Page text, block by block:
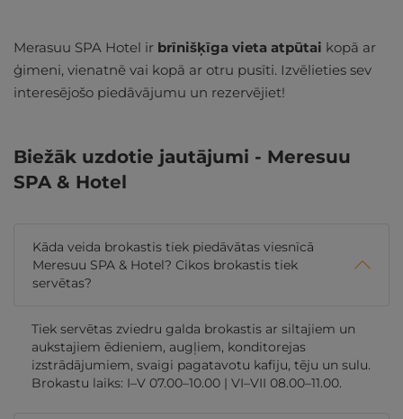
Merasuu SPA Hotel ir brīnišķīga vieta atpūtai kopā ar
ģimeni, vienatnē vai kopā ar otru pusīti. Izvēlieties sev
interesējošo piedāvājumu un rezervējiet!
Biežāk uzdotie jautājumi - Meresuu
SPA & Hotel
Kāda veida brokastis tiek piedāvātas viesnīcā
Meresuu SPA & Hotel? Cikos brokastis tiek
servētas?
Tiek servētas zviedru galda brokastis ar siltajiem un
aukstajiem ēdieniem, augļiem, konditorejas
izstrādājumiem, svaigi pagatavotu kafiju, tēju un sulu.
Brokastu laiks: I–V 07.00–10.00 | VI–VII 08.00–11.00.